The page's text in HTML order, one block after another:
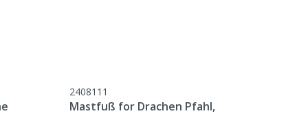
2408111
Mastfuß for Drachen Pfahl,